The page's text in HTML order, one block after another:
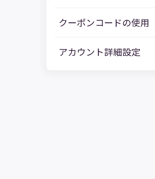
クーポンコードの使用
アカウント詳細設定